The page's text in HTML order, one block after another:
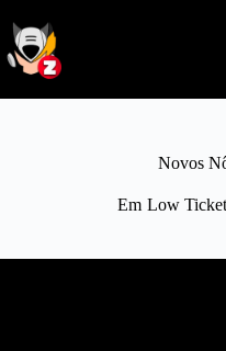
Novos
Em Low Ticket